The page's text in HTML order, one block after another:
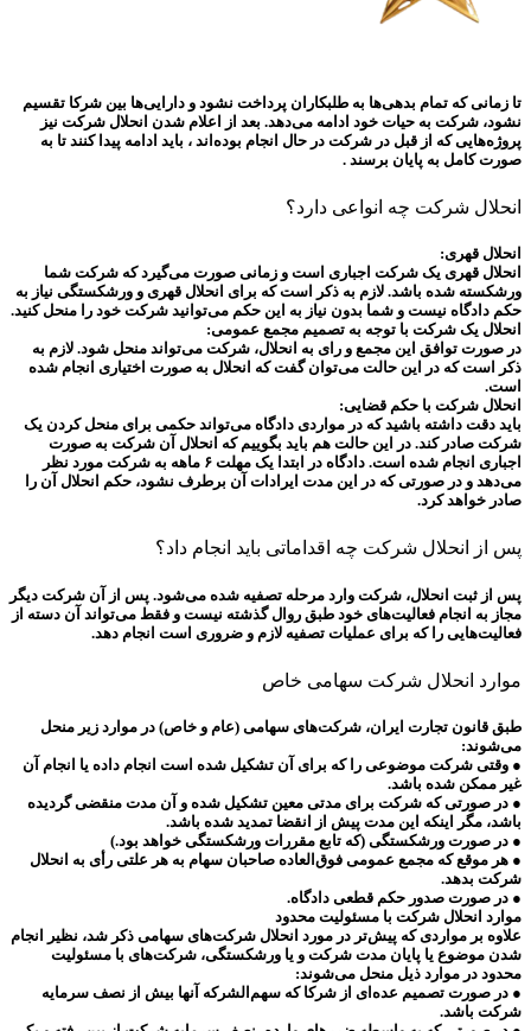
تا زمانی که تمام بدهی‌ها به طلبکاران پرداخت نشود و دارایی‌ها بین شرکا تقسیم
نشود، شرکت به حیات خود ادامه می‌دهد. بعد از اعلام شدن انحلال شرکت نیز
پروژه‌هایی که از قبل در شرکت در حال انجام بوده‌اند ، باید ادامه پیدا کنند تا به
صورت کامل به پایان برسند .
انحلال شرکت چه انواعی دارد؟
انحلال قهری:
انحلال قهری یک شرکت اجباری است و زمانی صورت می‌گیرد که شرکت شما
ورشکسته شده باشد. لازم به ذکر است که برای انحلال قهری و ورشکستگی نیاز به
حکم دادگاه نیست و شما بدون نیاز به این حکم می‌توانید شرکت خود را منحل کنید.
انحلال یک شرکت با توجه به تصمیم مجمع عمومی:
در صورت توافق این مجمع و رای به انحلال، شرکت می‌تواند منحل شود. لازم به
ذکر است که در این حالت می‌توان گفت که انحلال به صورت اختیاری انجام شده
است.
انحلال شرکت با حکم قضایی:
باید دقت داشته باشید که در مواردی دادگاه می‌تواند حکمی برای منحل کردن یک
شرکت صادر کند. در این حالت هم باید بگوییم که انحلال آن شرکت به صورت
اجباری انجام شده است. دادگاه در ابتدا یک مهلت ۶ ماهه به شرکت مورد نظر
می‌دهد و در صورتی که در این مدت ایرادات آن برطرف نشود، حکم انحلال آن را
صادر خواهد کرد.
پس از انحلال شرکت چه اقداماتی باید انجام داد؟
پس از ثبت انحلال، شرکت وارد مرحله تصفیه شده می‌شود. پس از آن شرکت دیگر
مجاز به انجام فعالیت‌های خود طبق روال گذشته نیست و فقط می‌تواند آن دسته از
فعالیت‌هایی را که برای عملیات تصفیه لازم و ضروری است انجام دهد.
موارد انحلال شرکت سهامی خاص
طبق قانون تجارت ایران، شرکت‌های سهامی (عام و خاص) در موارد زیر منحل
می‌شوند:
● وقتی شرکت موضوعی را که برای آن تشکیل شده است انجام داده یا انجام آن
غیر ممکن شده باشد.
● در صورتی که شرکت برای مدتی معین تشکیل شده و آن مدت منقضی گردیده
باشد، مگر اینکه این مدت پیش از انقضا تمدید شده باشد.
● در صورت ورشکستگی (که تابع مقررات ورشکستگی خواهد بود.)
● هر موقع که مجمع عمومی فوق‌العاده صاحبان سهام به هر علتی رأی به انحلال
شرکت بدهد.
● در صورت صدور حکم قطعی دادگاه.
موارد انحلال شرکت با مسئولیت محدود
علاوه بر مواردی که پیش‌تر در مورد انحلال شرکت‌های سهامی ذکر شد، نظیر انجام
شدن موضوع یا پایان مدت شرکت و یا ورشکستگی، شرکت‌های با مسئولیت
محدود در موارد ذیل منحل می‌شوند:
● در صورت تصمیم عده‌ای از شرکا که سهم‌الشرکه آنها بیش از نصف سرمایه
شرکت باشد.